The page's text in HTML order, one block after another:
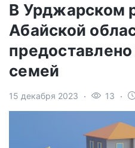
В Урджарском
Абайской
семей
15 декабря 2023 13